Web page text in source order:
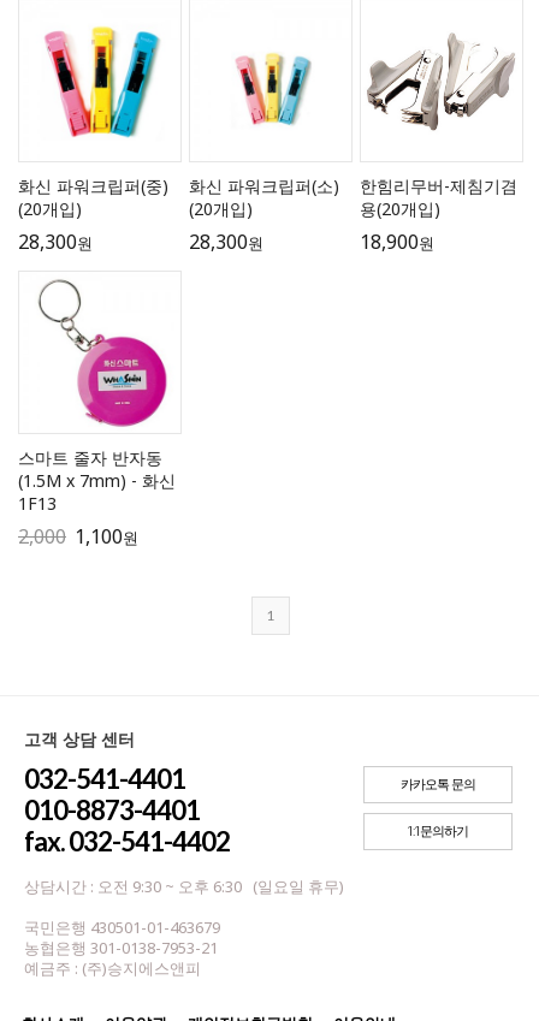
화신 파워크립퍼(중)
(20개입)
28,300원
화신 파워크립퍼(소)
(20개입)
28,300원
한힘리무버-제침기겸
용(20개입)
18,900원
스마트 줄자 반자동
(1.5M x 7mm) - 화신
1F13
2,000 1,100원
1
고객 상담 센터
032-541-4401
010-8873-4401
fax. 032-541-4402
상담시간 : 오전 9:30 ~ 오후 6:30 (일요일 휴무)
국민은행 430501-01-463679
농협은행 301-0138-7953-21
예금주 : (주)승지에스앤피
카카오톡 문의
1:1문의하기